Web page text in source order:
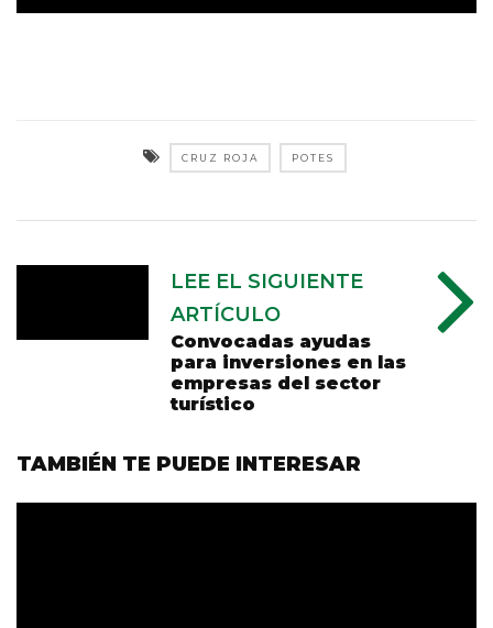
CRUZ ROJA POTES
LEE EL SIGUIENTE
ARTÍCULO
Convocadas ayudas
para inversiones en las
empresas del sector
turístico
TAMBIÉN TE PUEDE INTERESAR